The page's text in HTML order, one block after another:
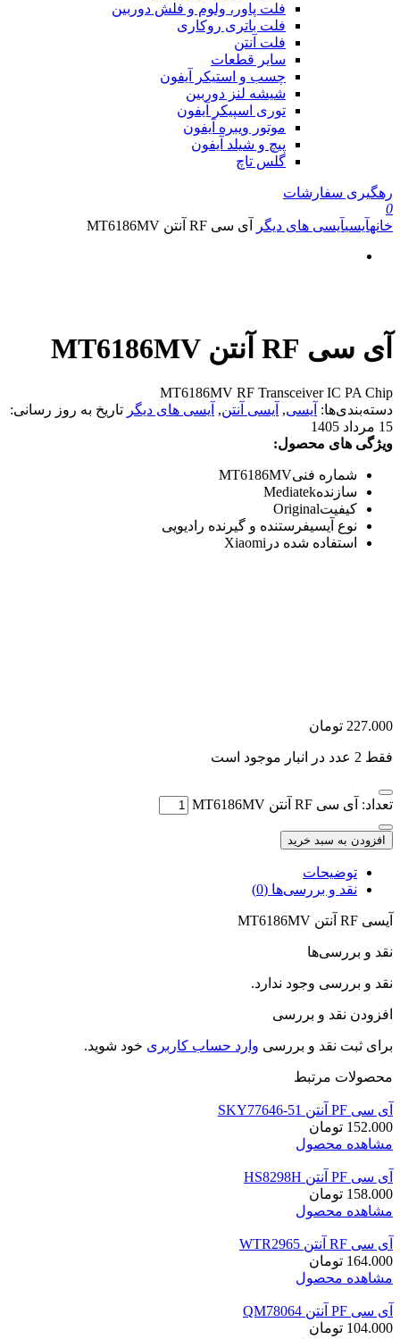
فلت پاور، ولوم و فلش دوربین
فلت باتری روکاری
فلت آنتن
سایر قطعات
چسب و استیکر آیفون
شیشه لنز دوربین
توری اسپیکر آیفون
موتور ویبره آیفون
پیچ و شیلد آیفون
گلس تاچ
رهگیری سفارشات
0
خانهآیسیآیسی های دیگر آی سی RF آنتن MT6186MV
آی سی RF آنتن MT6186MV
MT6186MV RF Transceiver IC PA Chip
دسته‌بندی‌ها: آیسی, آیسی آنتن, آیسی های دیگر تاریخ به روز رسانی:
15 مرداد 1405
ویژگی های محصول:
شماره فنیMT6186MV
سازندهMediatek
کیفیتOriginal
نوع آیسیفرستنده و گیرنده رادیویی
استفاده شده در Xiaomi
227.000 تومان
فقط 2 عدد در انبار موجود است
تعداد: آی سی RF آنتن MT6186MV
افزودن به سبد خرید
توضیحات
نقد و بررسی‌ها (0)
آیسی RF آنتن MT6186MV
نقد و بررسی‌ها
نقد و بررسی وجود ندارد.
افزودن نقد و بررسی
برای ثبت نقد و بررسی وارد حساب کاربری خود شوید.
محصولات مرتبط
آی سی PF آنتن SKY77646-51
152.000 تومان
مشاهده محصول
آی سی PF آنتن HS8298H
158.000 تومان
مشاهده محصول
آی سی RF آنتن WTR2965
164.000 تومان
مشاهده محصول
آی سی PF آنتن QM78064
104.000 تومان